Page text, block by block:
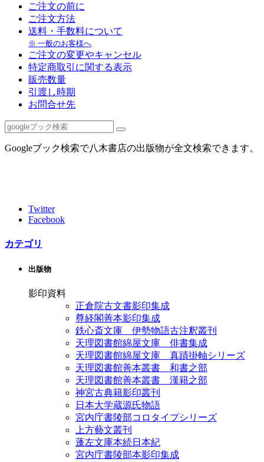
ご注文の前に
ご注文方法
送料・手数料について
※ 一般のお客様へ
ご注文の変更やキャンセル
特定商取引に関する表示
販売数量
引渡し時期
お問合せ先
Googleブック検索で八木書店の出版物が全文検索できます。
Twitter
Facebook
カテゴリ
出版物
影印資料
正倉院古文書影印集成
尊経閣善本影印集成
鉄心斎文庫 伊勢物語古注釈叢刊
天理図書館綿屋文庫 俳書集成
天理図書館綿屋文庫 真蹟掛軸シリーズ
天理図書館善本叢書 和書之部
天理図書館善本叢書 漢籍之部
神宮古典籍影印叢刊
日本大学蔵源氏物語
宮内庁書陵部コロタイプシリーズ
上方藝文叢刊
蓬左文庫本続日本紀
宮内庁書陵部本影印集成